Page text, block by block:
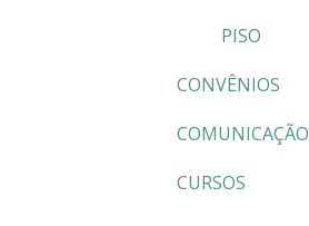
PISO
CONVÊNIOS
COMUNICAÇÃO
CURSOS